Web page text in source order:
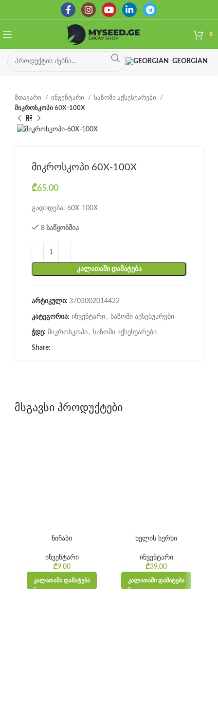
0
GEORGIAN
მთავარი ინვენტარი
საზომი აქსესუარები
მიკროსკოპი 60X-100X
მიკროსკოპი 60X-100X
₾65.00
გადიდება: 60X-100X
8 საწყობშია
ᲙᲐᲚᲐᲗᲐᲨᲘ ᲓᲐᲛᲐᲢᲔᲑᲐ
არტიკული: 3703002014422
კატეგორია: ინვენტარი , საზომი აქსესუარები
ჭდე: მიკროსკოპი , საზომი აქსესუარები
Share:
მსგავსი პროდუქტები
ნიჩაბი
ინვენტარი
₾9.00
ᲙᲐᲚᲐᲗᲐᲨᲘ ᲓᲐᲛᲐᲢᲔᲑᲐ
ხელის ხერხი
ინვენტარი
₾39.00
ᲙᲐᲚᲐᲗᲐᲨᲘ ᲓᲐᲛᲐᲢᲔᲑᲐ